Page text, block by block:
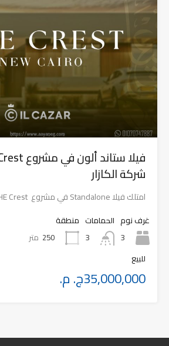
شركة الكازار
امتلك فيلا Standalone في مشروع THE Crest من شركة الكازار…
غرف نوم
3
الحمامات
3
منطقة
250 متر
للبيع
35,000,000ج. م.